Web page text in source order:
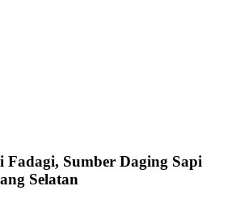
Fadagi, Sumber Daging Sapi
Selatan